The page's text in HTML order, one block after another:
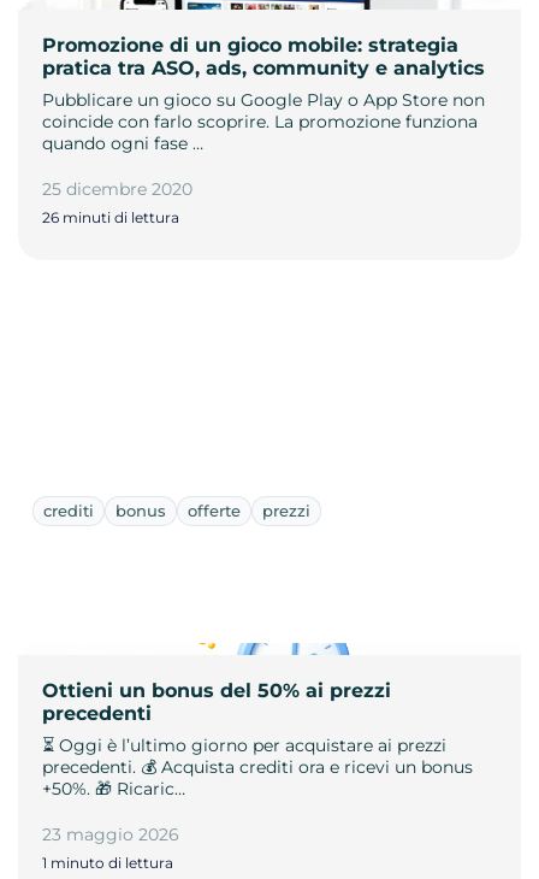
Promozione di un gioco mobile: strategia
pratica tra ASO, ads, community e analytics
Pubblicare un gioco su Google Play o App Store non
coincide con farlo scoprire. La promozione funziona
quando ogni fase …
25 dicembre 2020
26 minuti di lettura
crediti bonus offerte prezzi
Ottieni un bonus del 50% ai prezzi
precedenti
⏳ Oggi è l’ultimo giorno per acquistare ai prezzi
precedenti. 💰 Acquista crediti ora e ricevi un bonus
+50%. 🎁 Ricaric…
23 maggio 2026
1 minuto di lettura